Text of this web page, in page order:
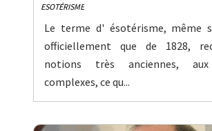
ESOTÉRISME
Le terme d' ésotérisme, même
officiellement que de 1828,
notions très anciennes,
complexes, ce qu...